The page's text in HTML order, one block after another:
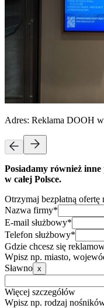
Adres: Reklama DOOH w
Posiadamy również
w całej Polsce.
Otrzymaj bezpłatną ofertę
Nazwa firmy*
E-mail służbowy*
Telefon służbowy*
Gdzie chcesz się
Wpisz np. miasto,
Sławno x
Więcej szczegółów
Wpisz np. rodzaj